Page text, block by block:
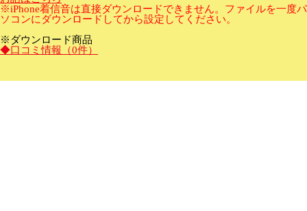
※iPhone着信音は直接ダウンロードできません。 ファイルを一度パ
ソコンにダウンロードしてから設定してください。
※ダウンロード商品
◆口コミ情報（0件）